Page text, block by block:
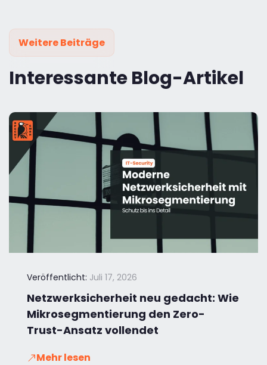
Weitere Beiträge
Interessante Blog-Artikel
Veröffentlicht: Juli 17, 2026
Netzwerksicherheit neu gedacht: Wie
Mikrosegmentierung den Zero-
Trust-Ansatz vollendet
Mehr lesen